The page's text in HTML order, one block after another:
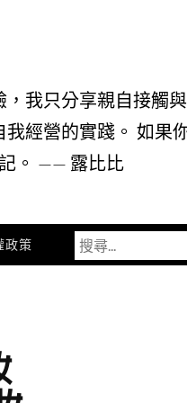
我只分享親自接觸
經營的實踐。 如果
。 —— 露比比
政策
搜
尋